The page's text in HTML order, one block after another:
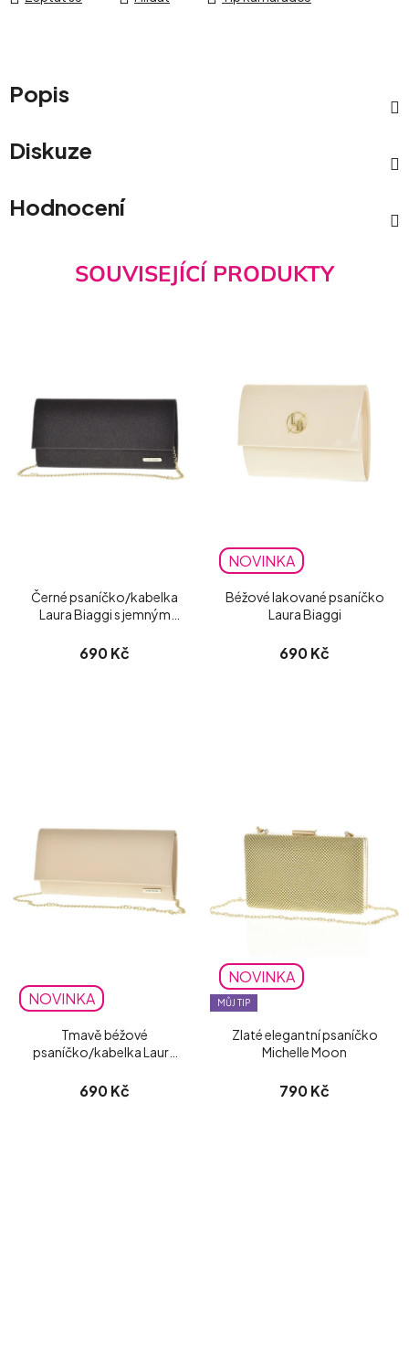
Popis
Diskuze
Hodnocení
SOUVISEJÍCÍ PRODUKTY
Černé psaníčko/kabelka
Laura Biaggi s jemným
690 Kč
NOVINKA
Béžové lakované psaníčko
Laura Biaggi
690 Kč
NOVINKA
Tmavě béžové
psaníčko/kabelka Laura
690 Kč
NOVINKA
MŮJ TIP
Zlaté elegantní psaníčko
Michelle Moon
790 Kč